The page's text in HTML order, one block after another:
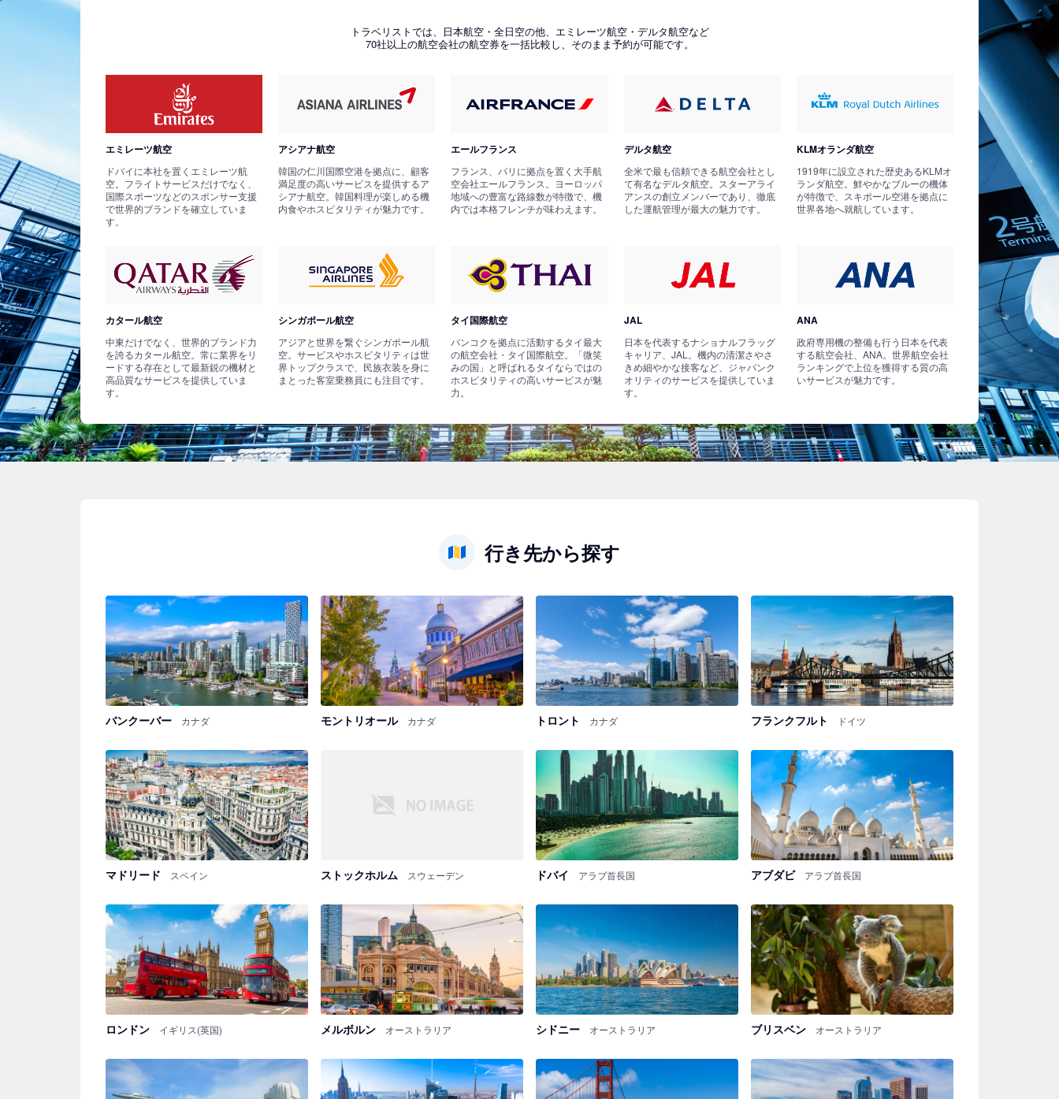
トラベリストでは、日本航空・全日空の他、エミレーツ航空・デルタ航空など
70社以上の航空会社の航空券を一括比較し、そのまま予約が可能です。
エミレーツ航空
ドバイに本社を置くエミレーツ航
空。フライトサービスだけでなく、
国際スポーツなどのスポンサー支援
で世界的ブランドを確立していま
す。
アシアナ航空
韓国の仁川国際空港を拠点に、顧客
満足度の高いサービスを提供するア
シアナ航空。韓国料理が楽しめる機
内食やホスピタリティが魅力です。
エールフランス
フランス、パリに拠点を置く大手航
空会社エールフランス。ヨーロッパ
地域への豊富な路線数が特徴で、機
内では本格フレンチが味わえます。
デルタ航空
全米で最も信頼できる航空会社とし
て有名なデルタ航空。スターアライ
アンスの創立メンバーであり、徹底
した運航管理が最大の魅力です。
KLMオランダ航空
1919年に設立された歴史あるKLMオ
ランダ航空。鮮やかなブルーの機体
が特徴で、スキポール空港を拠点に
世界各地へ就航しています。
カタール航空
中東だけでなく、世界的ブランド力
を誇るカタール航空。常に業界をリ
ードする存在として最新鋭の機材と
高品質なサービスを提供していま
す。
シンガポール航空
アジアと世界を繋ぐシンガポール航
空。サービスやホスピタリティは世
界トップクラスで、民族衣装を身に
まとった客室乗務員にも注目です。
タイ国際航空
バンコクを拠点に活動するタイ最大
の航空会社・タイ国際航空。「微笑
みの国」と呼ばれるタイならではの
ホスピタリティの高いサービスが魅
力。
JAL
日本を代表するナショナルフラッグ
キャリア、JAL。機内の清潔さやさ
きめ細やかな接客など、ジャパンク
オリティのサービスを提供していま
す。
ANA
政府専用機の整備も行う日本を代表
する航空会社、ANA。世界航空会社
ランキングで上位を獲得する質の高
いサービスが魅力です。
行き先から探す
バンクーバー カナダ モントリオール カナダ トロント カナダ フランクフルト ドイツ
マドリード スペイン ストックホルム スウェーデン ドバイ アラブ首長国 アブダビ アラブ首長国
ロンドン イギリス(英国) メルボルン オーストラリア シドニー オーストラリア ブリスベン オーストラリア